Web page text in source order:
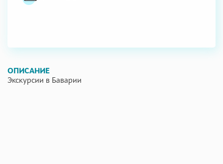
ОПИСАНИЕ
Экскурсии в Баварии